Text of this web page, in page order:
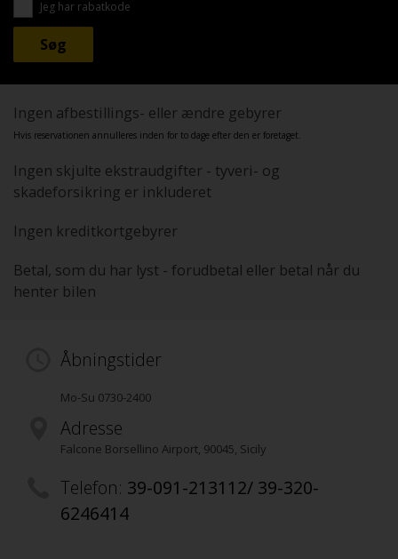
Jeg har rabatkode
Ingen afbestillings- eller ændre gebyrer
Hvis reservationen annulleres inden for to dage efter den er foretaget.
Ingen skjulte ekstraudgifter - tyveri- og
skadeforsikring er inkluderet
Ingen kreditkortgebyrer
Betal, som du har lyst - forudbetal eller betal når du
henter bilen
Åbningstider
Mo-Su 0730-2400
Adresse
Falcone Borsellino Airport, 90045, Sicily
Telefon: 39-091-213112/ 39-320-
6246414